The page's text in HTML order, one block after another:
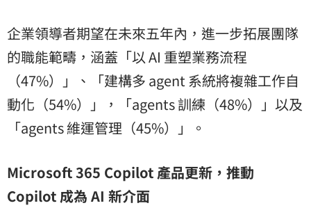
企業領導者期望在未來五年內，進一步拓展團隊
的職能範疇，涵蓋「以 AI 重塑業務流程
（47%）」、「建構多 agent 系統將複雜工作自
動化（54%）」，「agents 訓練（48%）」以及
「agents 維運管理（45%）」。
Microsoft 365 Copilot 產品更新，推動
Copilot 成為 AI 新介面